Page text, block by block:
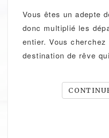
Vous êtes un adepte
donc multiplié les
entier. Vous
destination de rêve